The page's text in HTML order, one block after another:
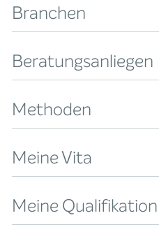
Branchen
Beratungsanliegen
Methoden
Meine Vita
Meine Qualifikation